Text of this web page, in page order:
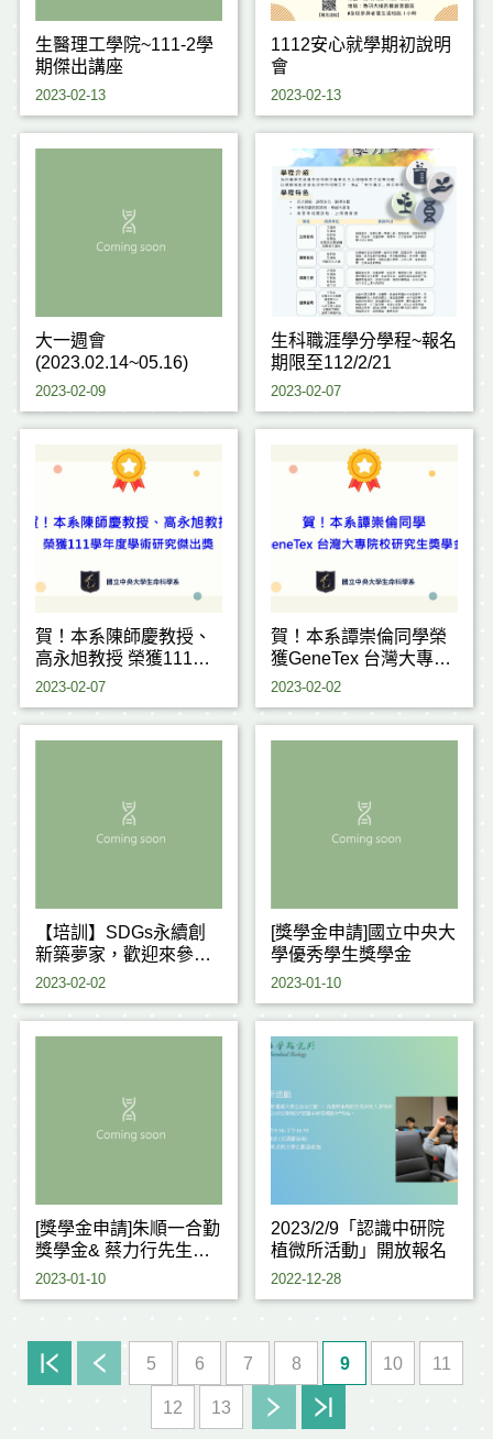
生醫理工學院~111-2學
期傑出講座
2023-02-13
1112安心就學期初說明
會
2023-02-13
大一週會
(2023.02.14~05.16)
2023-02-09
生科職涯學分學程~報名
期限至112/2/21
2023-02-07
賀！本系陳師慶教授、
高永旭教授 榮獲111學
年度學術研究傑出獎
2023-02-07
賀！本系譚崇倫同學榮
獲GeneTex 台灣大專院
校研究生獎學金計畫
2023-02-02
【培訓】SDGs永續創
新築夢家，歡迎來參
加！(獎金補助最高5萬
2023-02-02
[獎學金申請]國立中央大
學優秀學生獎學金
2023-01-10
[獎學金申請]朱順一合勤
獎學金& 蔡力行先生獎
學金
2023-01-10
2023/2/9「認識中研院
植微所活動」開放報名
2022-12-28
5 6 7 8 9 10 11
12 13